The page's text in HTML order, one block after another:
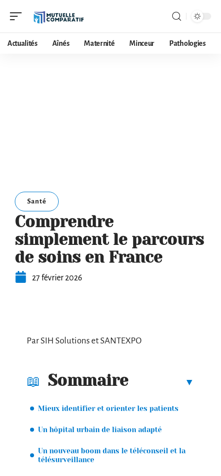
Actualités Aînés Maternité Minceur Pathologies
Santé
Comprendre
simplement le parcours
de soins en France
27 février 2026
Par SIH Solutions et SANTEXPO
Sommaire
Mieux identifier et orienter les patients
Un hôpital urbain de liaison adapté
Un nouveau boom dans le téléconseil et la
télésurveillance